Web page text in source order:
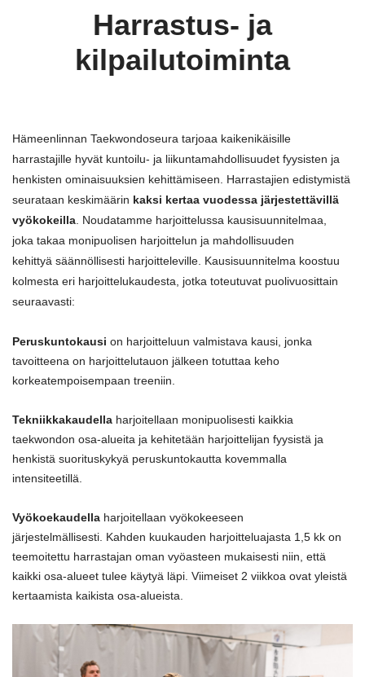
Harrastus- ja
kilpailutoiminta
Hämeenlinnan Taekwondoseura tarjoaa kaikenikäisille
harrastajille hyvät kuntoilu- ja liikuntamahdollisuudet fyysisten ja
henkisten ominaisuuksien kehittämiseen. Harrastajien edistymistä
seurataan keskimäärin kaksi kertaa vuodessa järjestettävillä
vyökokeilla . Noudatamme harjoittelussa kausisuunnitelmaa,
joka takaa monipuolisen harjoittelun ja mahdollisuuden
kehittyä säännöllisesti harjoitteleville. Kausisuunnitelma koostuu
kolmesta eri harjoittelukaudesta, jotka toteutuvat puolivuosittain
seuraavasti:
Peruskuntokausi on harjoitteluun valmistava kausi, jonka
tavoitteena on harjoittelutauon jälkeen totuttaa keho
korkeatempoisempaan treeniin.
Tekniikkakaudella harjoitellaan monipuolisesti kaikkia
taekwondon osa-alueita ja kehitetään harjoittelijan fyysistä ja
henkistä suorituskykyä peruskuntokautta kovemmalla
intensiteetillä.
Vyökoekaudella harjoitellaan vyökokeeseen
järjestelmällisesti. Kahden kuukauden harjoitteluajasta 1,5 kk on
teemoitettu harrastajan oman vyöasteen mukaisesti niin, että
kaikki osa-alueet tulee käytyä läpi. Viimeiset 2 viikkoa ovat yleistä
kertaamista kaikista osa-alueista.